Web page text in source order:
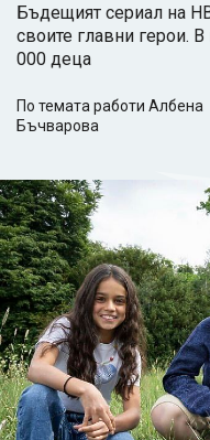
Бъдещият сериал на
своите главни герои. В
000 деца
По темата работи Албена
Бъчварова